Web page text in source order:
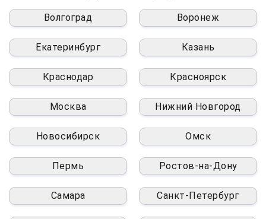
Волгоград Воронеж
Екатеринбург Казань
Краснодар Красноярск
Москва Нижний Новгород
Новосибирск Омск
Пермь Ростов-на-Дону
Самара Санкт-Петербург